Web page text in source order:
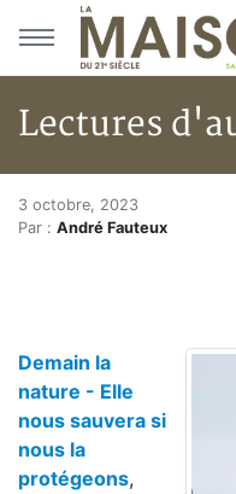
Aller au menu principal
Aller au contenu principal
Lectures
Accueil
Articles
Développement
Lectures
3 octobre, 2023
Par : André Fauteux
Demain la
nature - Elle
nous sauvera si
nous la
protégeons,